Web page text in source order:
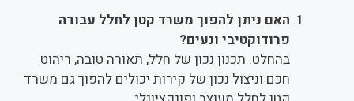
האם ניתן להפוך משרד קטן לחלל עבודה
פרודוקטיבי ונעים?
בהחלט. תכנון נכון של חלל, תאורה טובה, ריהוט
חכם וניצול נכון של קירות יכולים להפוך גם משרד